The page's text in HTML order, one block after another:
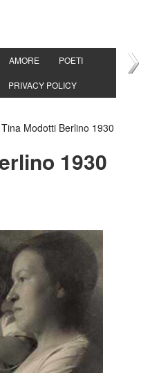
AMORE POETI
PRIVACY POLICY
Modotti Berlino 1930
1930